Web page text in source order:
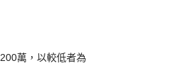
萬，以較低者為